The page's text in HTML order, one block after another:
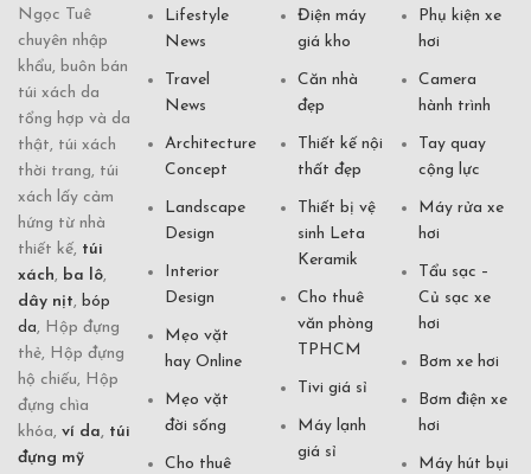
Ngọc Tuê
chuyên nhập
khẩu, buôn bán
túi xách da
tổng hợp và da
thật, túi xách
thời trang, túi
xách lấy cảm
hứng từ nhà
thiết kế, túi
xách, ba lô,
dây nịt, bóp
da, Hộp đựng
thẻ, Hộp đựng
hộ chiếu, Hộp
đựng chìa
khóa, ví da, túi
đựng mỹ
Lifestyle
News
Travel
News
Architecture
Concept
Landscape
Design
Interior
Design
Mẹo vặt
hay Online
Mẹo vặt
đời sống
Cho thuê
Điện máy
giá kho
Căn nhà
đẹp
Thiết kế nội
thất đẹp
Thiết bị vệ
sinh Leta
Keramik
Cho thuê
văn phòng
TPHCM
Tivi giá sỉ
Máy lạnh
giá sỉ
Phụ kiện xe
hơi
Camera
hành trình
Tay quay
cộng lực
Máy rửa xe
hơi
Tẩu sạc –
Củ sạc xe
hơi
Bơm xe hơi
Bơm điện xe
hơi
Máy hút bụi